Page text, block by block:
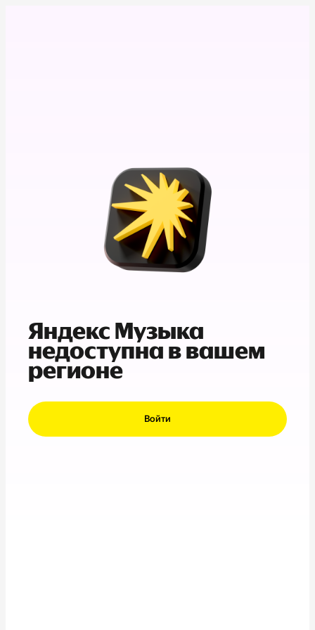
Яндекс Музыка
недоступна в вашем
регионе
Войти